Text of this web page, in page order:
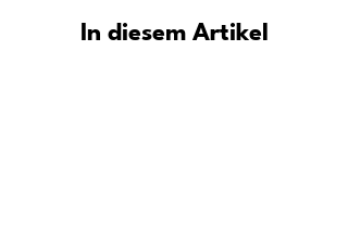
In diesem Artikel